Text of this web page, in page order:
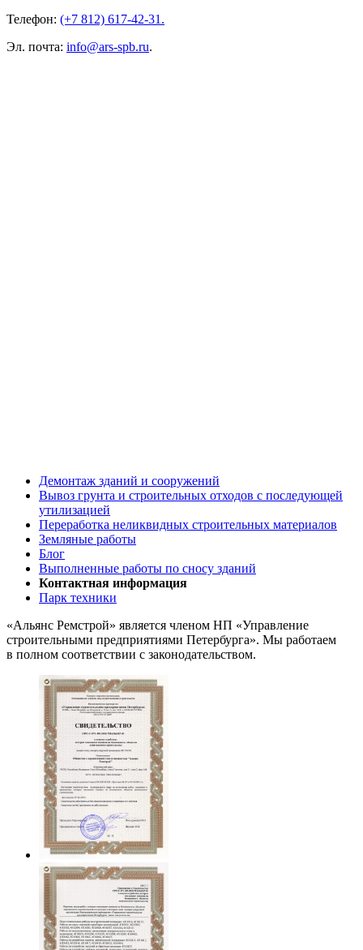
Телефон: (+7 812) 617-42-31.
Эл. почта: info@ars-spb.ru.
Демонтаж зданий и сооружений
Вывоз грунта и строительных отходов с последующей
утилизацией
Переработка неликвидных строительных материалов
Земляные работы
Блог
Выполненные работы по сносу зданий
Контактная информация
Парк техники
«Альянс Ремстрой» является членом НП «Управление
строительными предприятиями Петербурга». Мы работаем
в полном соответствии с законодательством.